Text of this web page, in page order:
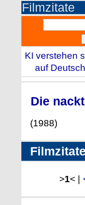
Filmzitate
KI verstehen
auf
Die
(1988)
Filmzitate
>1< |